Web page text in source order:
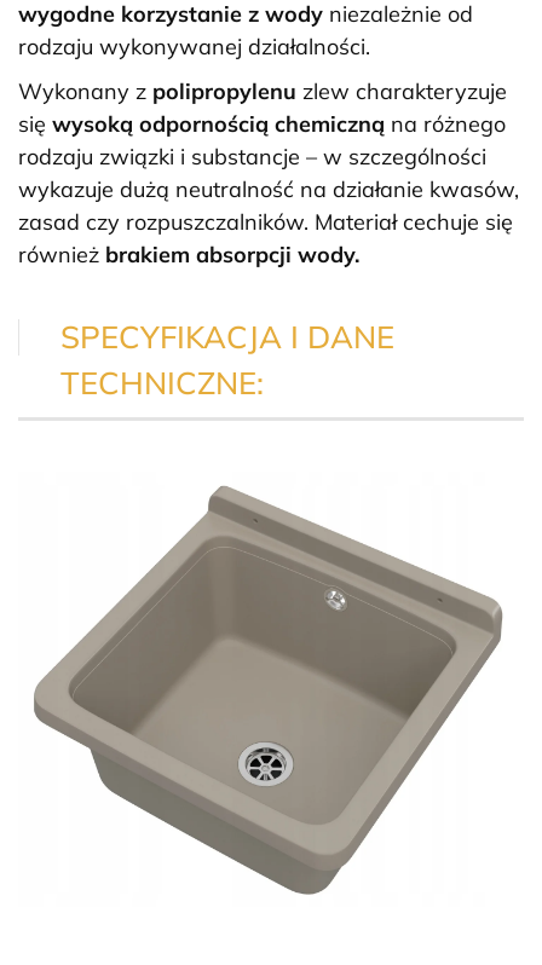
wygodne korzystanie z wody niezależnie od
rodzaju wykonywanej działalności.
Wykonany z polipropylenu zlew charakteryzuje
się wysoką odpornością chemiczną na różnego
rodzaju związki i substancje – w szczególności
wykazuje dużą neutralność na działanie kwasów,
zasad czy rozpuszczalników. Materiał cechuje się
również brakiem absorpcji wody.
SPECYFIKACJA I DANE
TECHNICZNE: